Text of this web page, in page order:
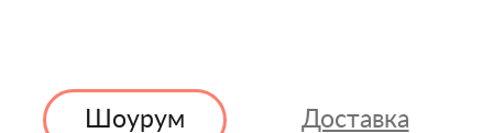
Шоурум Доставка